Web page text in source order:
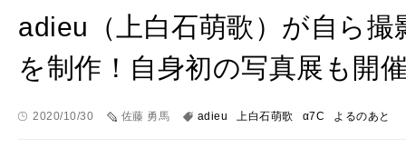
adieu（上白石萌歌）が自ら
を制作！自身初の写真展も開
2020/10/30 佐藤 勇馬 adieu 上白石萌歌 α7C よるのあと